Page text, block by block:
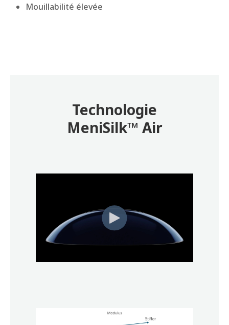
Mouillabilité élevée
Technologie
MeniSilk™ Air